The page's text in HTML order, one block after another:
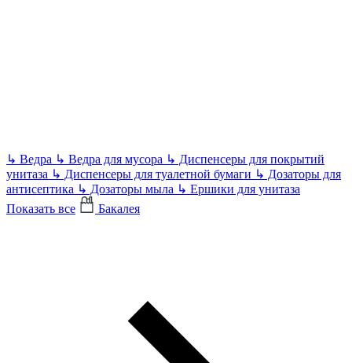
↳ Ведра ↳ Ведра для мусора ↳ Диспенсеры для покрытий
унитаза ↳ Диспенсеры для туалетной бумаги ↳ Дозаторы для
антисептика ↳ Дозаторы мыла ↳ Ершики для унитаза
Показать все
Бакалея